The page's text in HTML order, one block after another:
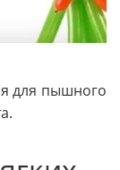
для пышного